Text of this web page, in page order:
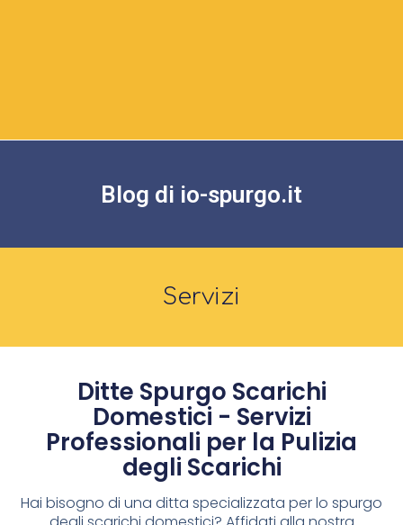
Blog di io-spurgo.it
Servizi
Ditte Spurgo Scarichi
Domestici - Servizi
Professionali per la Pulizia
degli Scarichi
Hai bisogno di una ditta specializzata per lo spurgo